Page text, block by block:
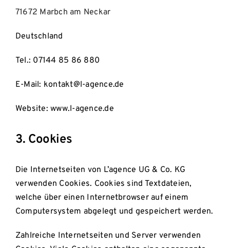
71672 Marbch am Neckar
Deutschland
Tel.: 07144 85 86 880
E-Mail: kontakt@l-agence.de
Website: www.l-agence.de
3. Cookies
Die Internetseiten von L’agence UG & Co. KG
verwenden Cookies. Cookies sind Textdateien,
welche über einen Internetbrowser auf einem
Computersystem abgelegt und gespeichert werden.
Zahlreiche Internetseiten und Server verwenden